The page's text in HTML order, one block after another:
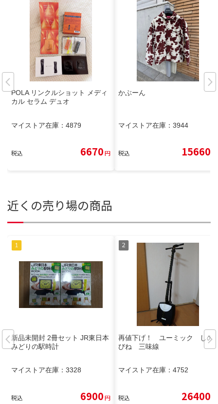
POLA リンクルショット メディ
カル セラム デュオ
マイストア在庫： 4879
税込 6670円
かぶーん
マイストア在庫： 3944
税込 15660
近くの売り場の商品
新品未開封 2冊セット JR東日本
みどりの駅時計
マイストア在庫： 3328
税込 6900円
再値下げ！ ユーミック しの
びね 三味線
マイストア在庫： 4752
税込 26400